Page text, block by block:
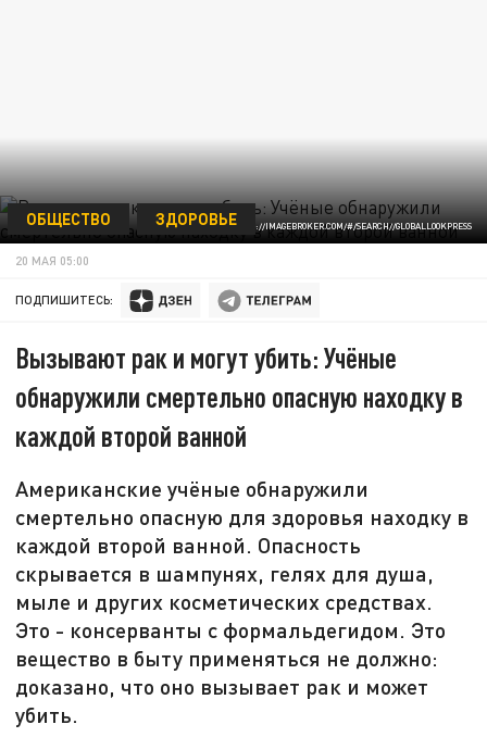
RALPH KERPA/HTTP://IMAGEBROKER.COM/#/SEARCH//GLOBALLOOKPRESS
ОБЩЕСТВО ЗДОРОВЬЕ
20 МАЯ 05:00
ПОДПИШИТЕСЬ:
Вызывают рак и могут убить: Учёные
обнаружили смертельно опасную находку в
каждой второй ванной
Американские учёные обнаружили
смертельно опасную для здоровья находку в
каждой второй ванной. Опасность
скрывается в шампунях, гелях для душа,
мыле и других косметических средствах.
Это - консерванты с формальдегидом. Это
вещество в быту применяться не должно:
доказано, что оно вызывает рак и может
убить.